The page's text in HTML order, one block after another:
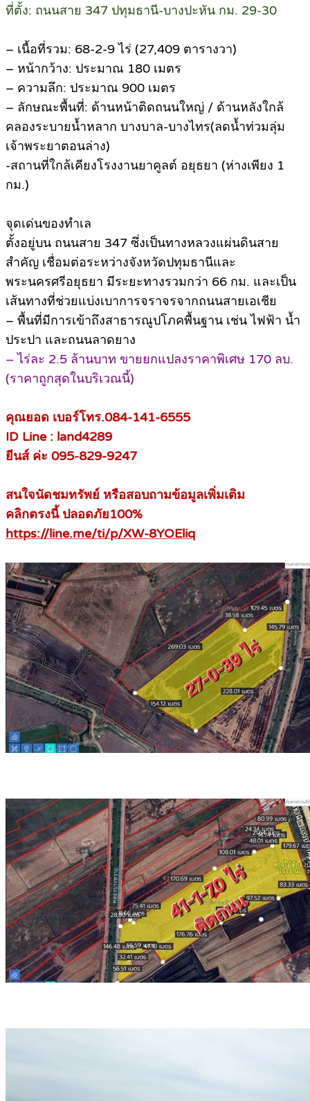
ที่ตั้ง: ถนนสาย 347 ปทุมธานี-บางปะหัน กม. 29-30
– เนื้อที่รวม: 68-2-9 ไร่ (27,409 ตารางวา)
– หน้ากว้าง: ประมาณ 180 เมตร
– ความลึก: ประมาณ 900 เมตร
– ลักษณะพื้นที่: ด้านหน้าติดถนนใหญ่ / ด้านหลังใกล้
คลองระบายน้ำหลาก บางบาล-บางไทร(ลดน้ำท่วมลุ่ม
เจ้าพระยาตอนล่าง)
-สถานที่ใกล้เคียงโรงงานยาคูลต์ อยุธยา (ห่างเพียง 1
กม.)
จุดเด่นของทำเล
ตั้งอยู่บน ถนนสาย 347 ซึ่งเป็นทางหลวงแผ่นดินสาย
สำคัญ เชื่อมต่อระหว่างจังหวัดปทุมธานีและ
พระนครศรีอยุธยา มีระยะทางรวมกว่า 66 กม. และเป็น
เส้นทางที่ช่วยแบ่งเบาการจราจรจากถนนสายเอเชีย
– พื้นที่มีการเข้าถึงสาธารณูปโภคพื้นฐาน เช่น ไฟฟ้า น้ำ
ประปา และถนนลาดยาง
– ไร่ละ 2.5 ล้านบาท ขายยกแปลงราคาพิเศษ 170 ลบ.
(ราคาถูกสุดในบริเวณนี้)
คุณยอด เบอร์โทร.084-141-6555
ID Line : land4289
ยีนส์ ค่ะ 095-829-9247
สนใจนัดชมทรัพย์ หรือสอบถามข้อมูลเพิ่มเติม
คลิกตรงนี้ ปลอดภัย100%
https://line.me/ti/p/XW-8YOEliq